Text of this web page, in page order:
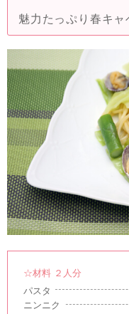
魅力たっぷり春キャ
☆材料 ２人分
パスタ
ニンニク